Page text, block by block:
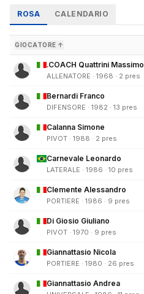
ROSA CALENDARIO
GIOCATORE ↑
.COACH Quattrini Massimo
ALLENATORE · 1968 · 2 pres
Bernardi Franco
DIFENSORE · 1982 · 13 pres
Calanna Simone
PIVOT · 1988 · 2 pres
Carnevale Leonardo
LATERALE · 1986 · 10 pres
Clemente Alessandro
PORTIERE · 1986 · 9 pres
Di Giosio Giuliano
PIVOT · 1970 · 9 pres
Giannattasio Nicola
PORTIERE · 1980 · 26 pres
Giannattasio Andrea